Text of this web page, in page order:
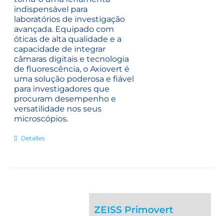
indispensável para
laboratórios de investigação
avançada. Equipado com
óticas de alta qualidade e a
capacidade de integrar
câmaras digitais e tecnologia
de fluorescência, o Axiovert é
uma solução poderosa e fiável
para investigadores que
procuram desempenho e
versatilidade nos seus
microscópios.
Detalles
ZEISS Primovert